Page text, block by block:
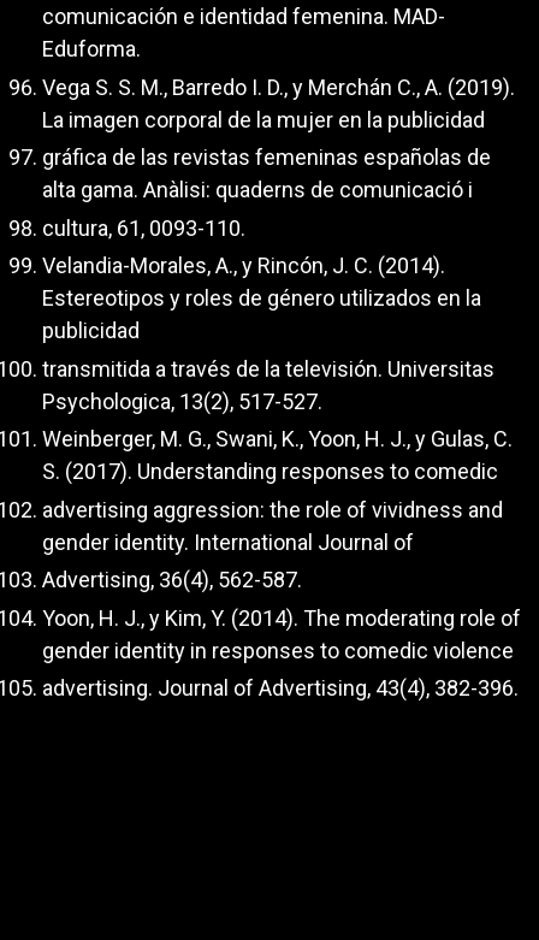
comunicación e identidad femenina. MAD-
Eduforma.
Vega S. S. M., Barredo I. D., y Merchán C., A. (2019).
La imagen corporal de la mujer en la publicidad
gráfica de las revistas femeninas españolas de
alta gama. Anàlisi: quaderns de comunicació i
cultura, 61, 0093-110.
Velandia-Morales, A., y Rincón, J. C. (2014).
Estereotipos y roles de género utilizados en la
publicidad
transmitida a través de la televisión. Universitas
Psychologica, 13(2), 517-527.
Weinberger, M. G., Swani, K., Yoon, H. J., y Gulas, C.
S. (2017). Understanding responses to comedic
advertising aggression: the role of vividness and
gender identity. International Journal of
Advertising, 36(4), 562-587.
Yoon, H. J., y Kim, Y. (2014). The moderating role of
gender identity in responses to comedic violence
advertising. Journal of Advertising, 43(4), 382-396.